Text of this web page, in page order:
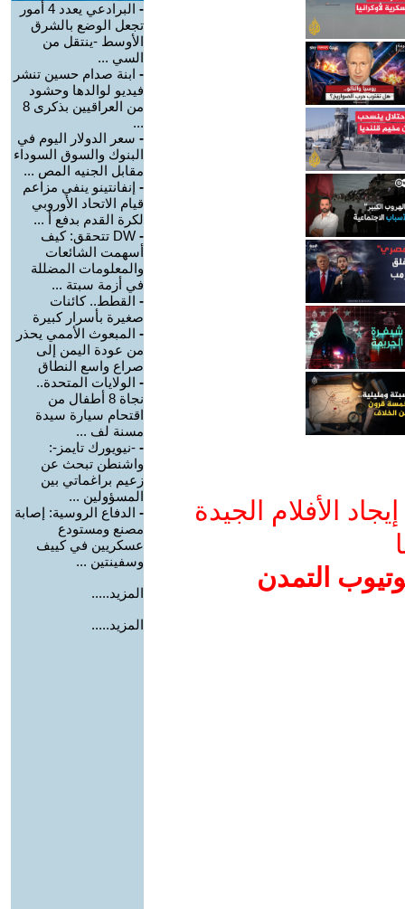
الأفلام الجيدة
التمدن
-
البرادعي يعدد 4 أمور
تجعل الوضع بالشرق
الأوسط -ينتقل من
السي ...
- ابنة صدام حسين تنشر
فيديو لوالدها وحشود
من العراقيين بذكرى 8
...
- سعر الدولار اليوم في
البنوك والسوق السوداء
مقابل الجنيه المص ...
- إنفانتينو ينفي مزاعم
قيام الاتحاد الأوروبي
لكرة القدم بدفع أ ...
-
DW تتحقق: كيف
أسهمت الشائعات
والمعلومات المضللة
في أزمة سبتة ...
- القطط.. كائنات
صغيرة بأسرار كبيرة
- المبعوث الأممي يحذر
من عودة اليمن إلى
صراع واسع النطاق
- الولايات المتحدة..
نجاة 8 أطفال من
اقتحام سيارة سيدة
مسنة لف ...
- -نيويورك تايمز-:
واشنطن تبحث عن
زعيم براغماتي بين
المسؤولين ...
- الدفاع الروسية: إصابة
مصنع ومستودع
عسكريين في كييف
وسفينتين ...
المزيد.....
المزيد.....